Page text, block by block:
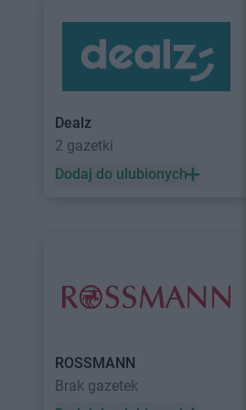
Dealz
2 gazetki
Dodaj do ulubionych
ROSSMANN
Brak gazetek